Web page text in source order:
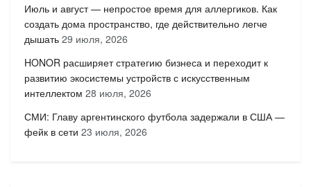
Июль и август — непростое время для аллергиков. Как
создать дома пространство, где действительно легче
дышать 29 июля, 2026
HONOR расширяет стратегию бизнеса и переходит к
развитию экосистемы устройств с искусственным
интеллектом 28 июля, 2026
СМИ: Главу аргентинского футбола задержали в США —
фейк в сети 23 июля, 2026